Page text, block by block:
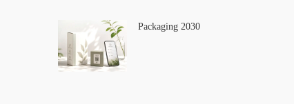
Packaging 2030